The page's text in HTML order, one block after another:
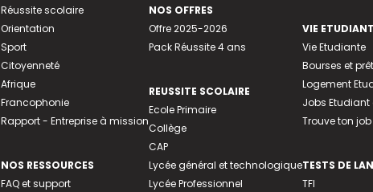
Réussite scolaire
Orientation
Sport
Citoyenneté
Afrique
Francophonie
Rapport - Entreprise à mission
NOS RESSOURCES
FAQ et support
NOS OFFRES
Offre 2025-2026
Pack Réussite 4 ans
REUSSITE SCOLAIRE
Ecole Primaire
Collège
CAP
Lycée général et technologique
Lycée Professionnel
VIE
Vie Etudiante
Bourses et
Logement
Jobs Etudiant
Trouve ton
TESTS DE
TFI